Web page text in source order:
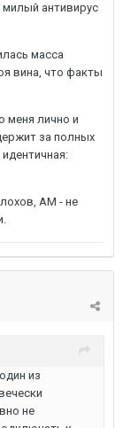
милый антивирус
масса
вина, что факты
меня лично и
за полных
АМ - не
из
не